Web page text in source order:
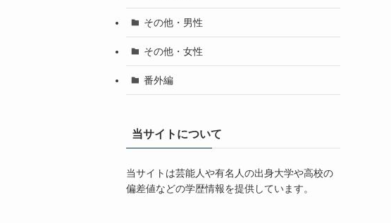
その他・男性
その他・女性
番外編
当サイトについて
当サイトは芸能人や有名人の出身大学や高校の
偏差値などの学歴情報を提供しています。